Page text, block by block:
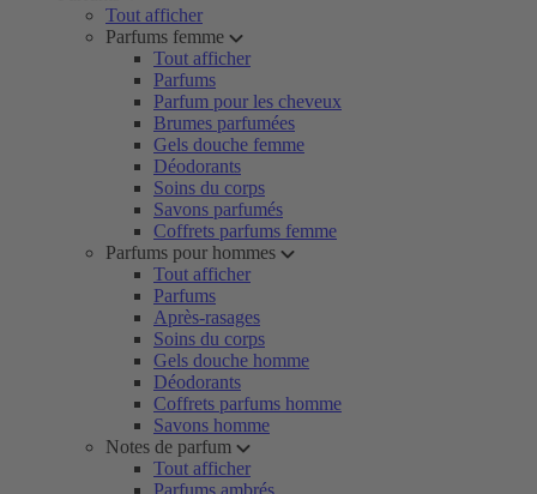
Tout afficher
Parfums femme
Tout afficher
Parfums
Parfum pour les cheveux
Brumes parfumées
Gels douche femme
Déodorants
Soins du corps
Savons parfumés
Coffrets parfums femme
Parfums pour hommes
Tout afficher
Parfums
Après-rasages
Soins du corps
Gels douche homme
Déodorants
Coffrets parfums homme
Savons homme
Notes de parfum
Tout afficher
Parfums ambrés